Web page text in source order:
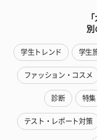
別
学生トレンド 学生
ファッション・コスメ
診断 特集
テスト・レポート対策